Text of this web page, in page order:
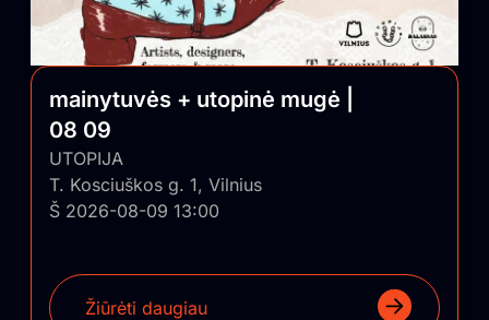
mainytuvės + utopinė mugė |
08 09
UTOPIJA
T. Kosciuškos g. 1, Vilnius
Š 2026-08-09 13:00
Žiūrėti daugiau